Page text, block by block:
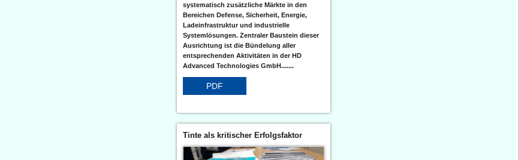
systematisch zusätzliche Märkte in den
Bereichen Defense, Sicherheit, Energie,
Ladeinfrastruktur und industrielle
Systemlösungen. Zentraler Baustein dieser
Ausrichtung ist die Bündelung aller
entsprechenden Aktivitäten in der HD
Advanced Technologies GmbH.......
PDF
Tinte als kritischer Erfolgsfaktor